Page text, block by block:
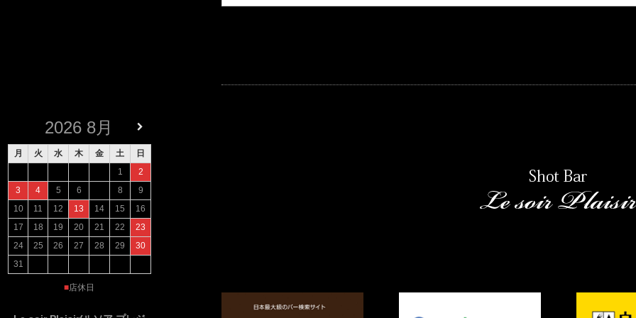
2026 8月
月 火 水 木 金 土
日
1
2
3
4 5 6 8
9
10
11 12 13 14 15
16
17
18 19 20 21 22
23
24
25 26 27 28 29
30
31
■店休日